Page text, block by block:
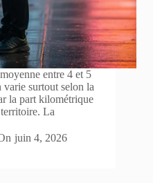
entre 4 et 5
surtout selon la
la part kilométrique
La
juin 4, 2026